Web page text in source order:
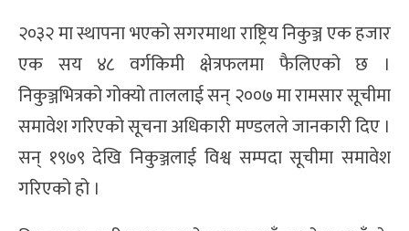
२०३२ मा स्थापना भएको सगरमाथा राष्ट्रिय निकुञ्ज एक हजार
एक सय ४८ वर्गकिमी क्षेत्रफलमा फैलिएको छ ।
निकुञ्जभित्रको गोक्यो ताललाई सन् २००७ मा रामसार सूचीमा
समावेश गरिएको सूचना अधिकारी मण्डलले जानकारी दिए ।
सन् १९७९ देखि निकुञ्जलाई विश्व सम्पदा सूचीमा समावेश
गरिएको हो ।